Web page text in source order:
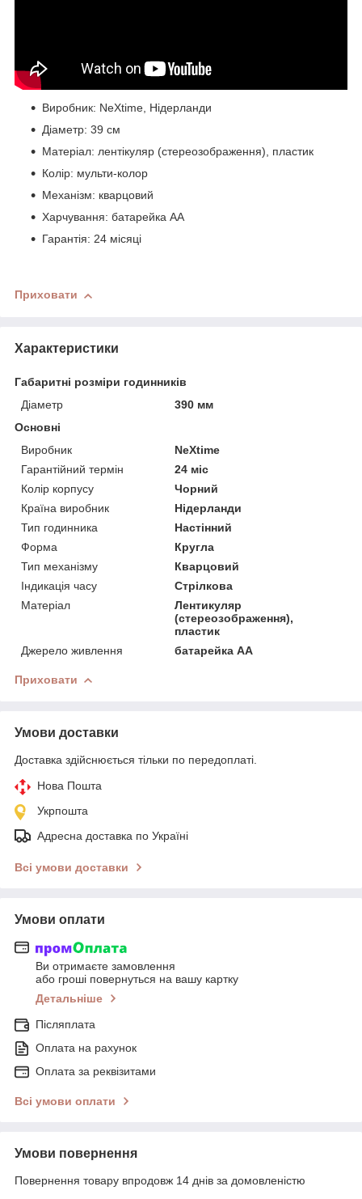
Виробник: NeXtime, Нідерланди
Діаметр: 39 см
Матеріал: лентікуляр (стереозображення), пластик
Колір: мульти-колор
Механізм: кварцовий
Харчування: батарейка АА
Гарантія: 24 місяці
Приховати
Характеристики
Габаритні розміри годинників
Діаметр
390 мм
Основні
Виробник
NeXtime
Гарантійний термін
24 міс
Колір корпусу
Чорний
Країна виробник
Нідерланди
Тип годинника
Настінний
Форма
Кругла
Тип механізму
Кварцовий
Індикація часу
Стрілкова
Матеріал
Лентикуляр
(стереозображення),
пластик
Джерело живлення
батарейка АА
Приховати
Умови доставки
Доставка здійснюється тільки по передоплаті.
Нова Пошта
Укрпошта
Адресна доставка по Україні
Всі умови доставки
Умови оплати
Ви отримаєте замовлення
або гроші повернуться на вашу картку
Детальніше
Післяплата
Оплата на рахунок
Оплата за реквізитами
Всі умови оплати
Умови повернення
Повернення товару впродовж 14 днів за домовленістю